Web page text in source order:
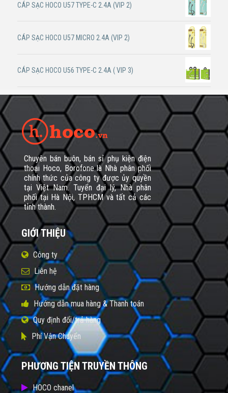
CÁP SẠC HOCO U57 TYPE-C 2.4A (VIP 2)
CÁP SẠC HOCO U57 MICRO 2.4A (VIP 2)
CÁP SẠC HOCO U56 TYPE-C 2.4A ( VIP 3)
Chuyên bán buôn, bán sỉ phụ kiện điện
thoại Hoco, Borofone là Nhà phân phối
chính thức của công ty được ủy quyền
tại Việt Nam. Tuyển đại lý, Nhà phân
phối tại Hà Nội, TPHCM và tất cả các
tỉnh thành.
GIỚI THIỆU
Công ty
Liên hệ
Hướng dẫn đặt hàng
Hướng dẫn mua hàng & Thanh toán
Quy định đổi/trả hàng
Phí Vận Chuyển
PHƯƠNG TIỆN TRUYỀN THÔNG
HOCO chanel